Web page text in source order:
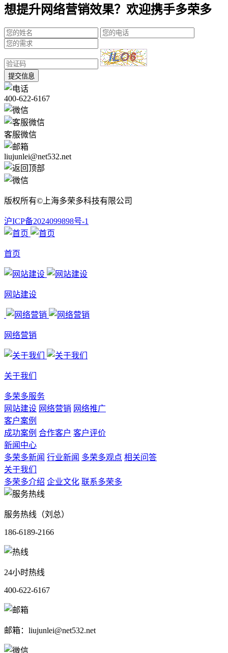
想提升网络营销效果？欢迎携手多荣多
提交信息
400-622-6167
客服微信
liujunlei@net532.net
版权所有©上海多荣多科技有限公司
沪ICP备2024099898号-1
首页
网站建设
网络营销
关于我们
多荣多服务
网站建设 网络营销 网络推广
客户案例
成功案例 合作客户 客户评价
新闻中心
多荣多新闻 行业新闻 多荣多观点 相关问答
关于我们
多荣多介绍 企业文化 联系多荣多
服务热线（刘总）
186-6189-2166
24小时热线
400-622-6167
邮箱：liujunlei@net532.net